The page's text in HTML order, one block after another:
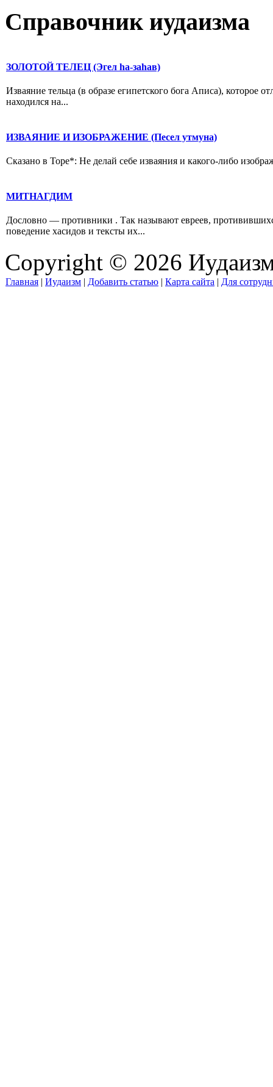
Справочник иудаизма
ЗОЛОТОЙ ТЕЛЕЦ (Эгел hа-заhав)
Изваяние тельца (в образе египетского бога Аписа),
находился на...
ИЗВАЯНИЕ И ИЗОБРАЖЕНИЕ (Песел утмуна)
Сказано в Торе*: Не делай себе изваяния и какого-либо
МИТНАГДИМ
Дословно — противники . Так называют евреев,
поведение хасидов и тексты их...
Copyright © 2026
Главная | Иудаизм | Добавить статью | Карта сайта | Для